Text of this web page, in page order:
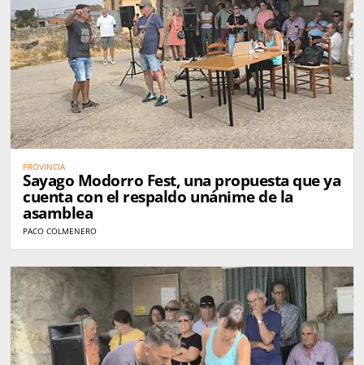
PROVINCIA
Sayago Modorro Fest, una propuesta que ya
cuenta con el respaldo unánime de la
asamblea
PACO COLMENERO